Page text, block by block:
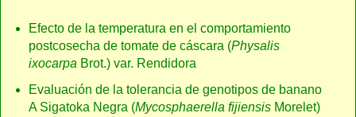
Efecto de la temperatura en el comportamiento
postcosecha de tomate de cáscara (Physalis
ixocarpa Brot.) var. Rendidora
Evaluación de la tolerancia de genotipos de banano
A Sigatoka Negra (Mycosphaerella fijiensisMorelet)